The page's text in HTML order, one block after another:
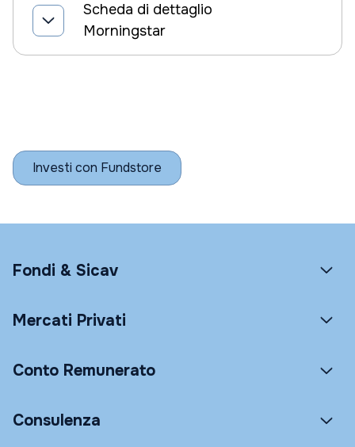
Scheda di dettaglio
Morningstar
Investi con Fundstore
Fondi & Sicav
Mercati Privati
Conto Remunerato
Consulenza